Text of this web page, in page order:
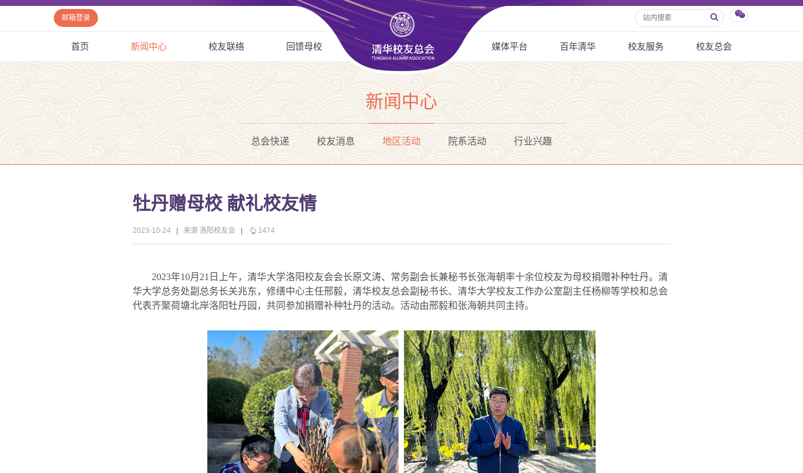
邮箱登录
首页 新闻中心 校友联络 回馈母校 媒体平台 百年清华 校友服务 校友总会
新闻中心
总会快递 校友消息 地区活动 院系活动 行业兴趣
牡丹赠母校 献礼校友情
2023-10-24 来源 洛阳校友会 1474
2023年10月 21 日上午，清华大学洛阳校友会会长原文涛、常务副会长兼秘书长张海朝率十余位校友为母校捐赠补种牡丹。清
华大学总务处副总务长关兆东，修缮中心主任邢毅，清华校友总会副秘书长、清华大学校友工作办公室副主任杨柳等学校和总会
代表齐聚荷塘北岸洛阳牡丹园，共同参加捐赠补种牡丹的活动。活动由邢毅和张海朝共同主持。